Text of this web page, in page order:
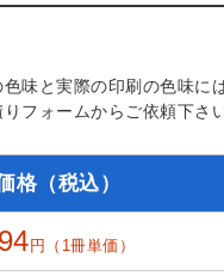
味と実際の印刷の色味に
フォームからご依頼下さい
格（税込）
円（1冊単価）